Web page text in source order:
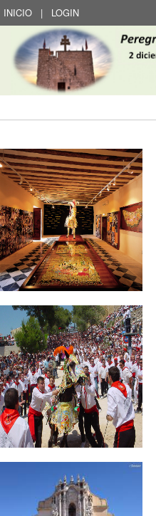
INICIO | LOGIN